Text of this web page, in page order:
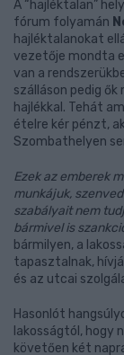
A “hajléktalan”
fórum folyamán
hajléktalanokat
vezetője mondta
van a
szálláson pedig
hajlékkal. Tehát
ételre kér pénzt,
Szombathelyen
Ezek az emberek
munkájuk,
szabályait nem
bármivel is
bármilyen, a
tapasztalnak,
és az utcai
Hasonlót
lakosságtól, hogy
követően két